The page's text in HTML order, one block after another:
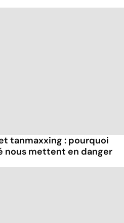
tanmaxxing : pourquoi
nous mettent en danger